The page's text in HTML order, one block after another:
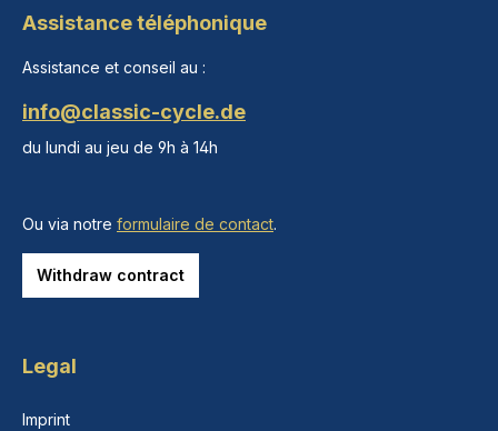
Assistance téléphonique
Assistance et conseil au :
info@classic-cycle.de
du lundi au jeu de 9h à 14h
Ou via notre formulaire de contact.
Withdraw contract
Legal
Imprint